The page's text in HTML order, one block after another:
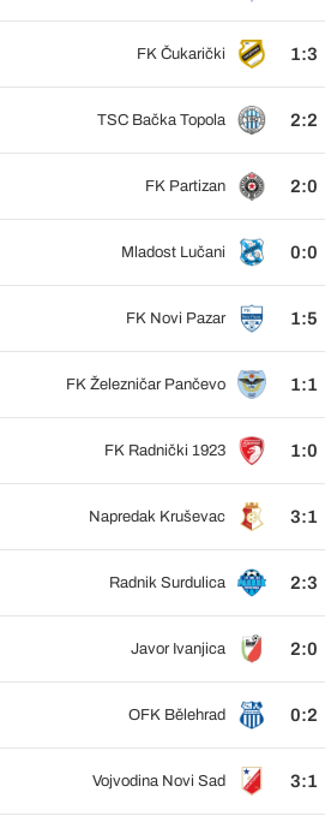
FK Čukarički 1:3
TSC Bačka Topola 2:2
FK Partizan 2:0
Mladost Lučani 0:0
FK Novi Pazar 1:5
FK Železničar Pančevo 1:1
FK Radnički 1923 1:0
Napredak Kruševac 3:1
Radnik Surdulica 2:3
Javor Ivanjica 2:0
OFK Bělehrad 0:2
Vojvodina Novi Sad 3:1